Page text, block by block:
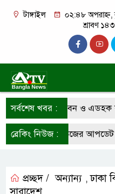
টাঙ্গাইল
০২:৪৮ অপরাহ্ন,
শ্রাবণ
সর্বশেষ খবর :
নবনির্মিত ভবন ও এডহক
ব্রেকিং নিউজ :
সর্বশেষ নিউজের আপডেট
প্রচ্ছদ / অন্যান্য ,ঢাকা